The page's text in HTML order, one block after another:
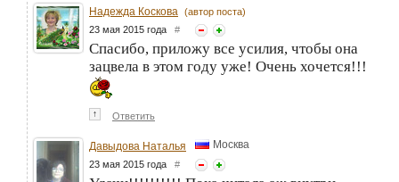
Надежда Коскова (автор поста)
23 мая 2015 года #
Спасибо, приложу все усилия, чтобы она
зацвела в этом году уже! Очень хочется!!!
↑ Ответить
Давыдова Наталья Москва
23 мая 2015 года #